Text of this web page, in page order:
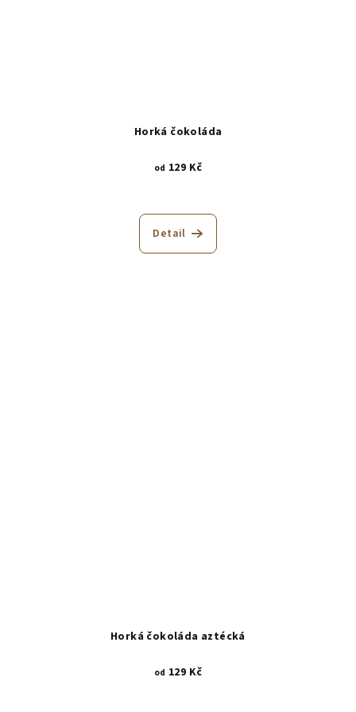
Horká čokoláda
od 129 Kč
Detail
Horká čokoláda aztécká
od 129 Kč